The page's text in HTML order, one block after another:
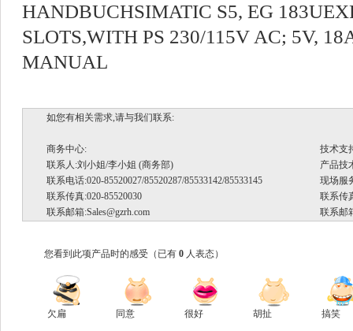
HANDBUCHSIMATIC S5, EG
SLOTS,WITH PS 230/115V AC; 5V,
MANUAL
如您有相关需求,请与我们联系:
商务中心:
技术支
联系人:刘小姐/李小姐 (商务部)
产品技
联系电话:020-85520027/85520287/85533142/85533145
现场服
联系传真:020-85520030
联系传
联系邮箱:Sales@gzrh.com 联系邮
您看到此项产品时的感受 （已有 0 人表态）
欠扁 同意 很好 胡扯 搞笑